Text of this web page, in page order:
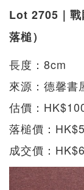
Lot 2705｜戰
落槌）
長度：8cm
來源：德馨書
估價：
落槌價：
成交價：